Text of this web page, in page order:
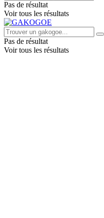
Pas de résultat
Voir tous les résultats
Pas de résultat
Voir tous les résultats